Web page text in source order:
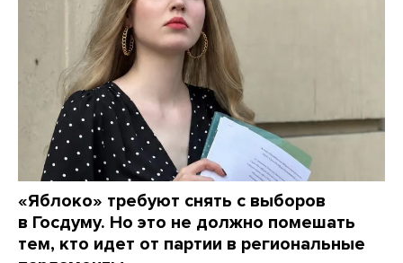
«Яблоко» требуют снять с выборов
в Госдуму. Но это не должно помешать
тем, кто идет от партии в региональные